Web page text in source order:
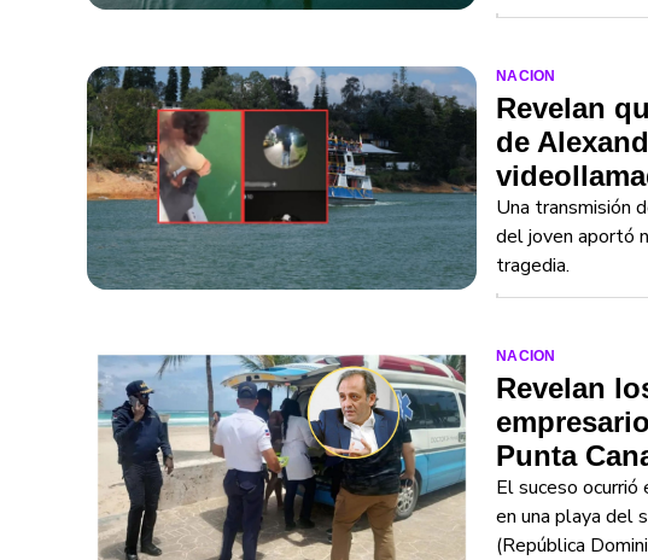
NACION
Revelan
de
Una transmisión
del joven aportó
tragedia.
NACION
Revelan
Punta
El suceso
en una playa del
(República